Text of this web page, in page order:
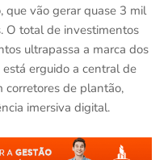
que vão gerar quase 3 mil
O total de investimentos
ultrapassa a marca dos
erguido a central de
corretores de plantão,
imersiva digital.